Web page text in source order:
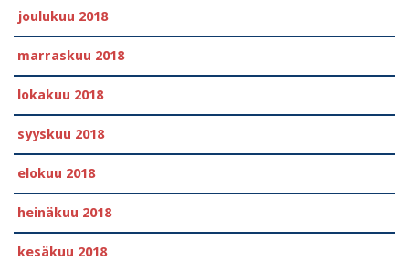
joulukuu 2018
marraskuu 2018
lokakuu 2018
syyskuu 2018
elokuu 2018
heinäkuu 2018
kesäkuu 2018